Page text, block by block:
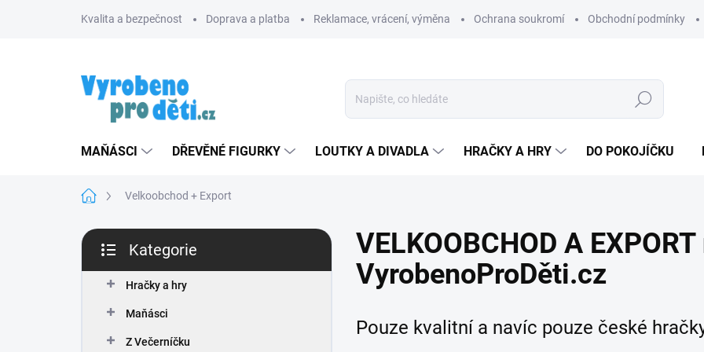
Kvalita a bezpečnost Doprava a platba Reklamace, vrácení, výměna Ochrana soukromí Obchodní podmínky
Hledat
MAŇÁSCI DŘEVĚNÉ FIGURKY LOUTKY A DIVADLA HRAČKY A HRY DO POKOJÍČKU
Domů Velkoobchod + Export
P
s
kategorie
Kategorie
Hračky a hry
Maňásci
Z Večerníčku
VELKOOBCHOD A EXPORT
VyrobenoProDěti.cz
Pouze kvalitní a navíc pouze české